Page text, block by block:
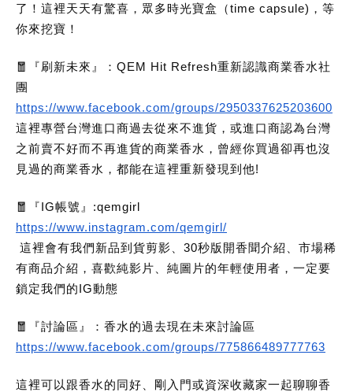
了！這裡天天有驚喜，眾多時光寶盒（time capsule)，等
你來挖寶！
🧧『刷新未來』：QEM Hit Refresh重新認識商業香水社
團
https://www.facebook.com/groups/2950337625203600
這裡專營台灣進口商過去從來不進貨，或進口商認為台灣
之前賣不好而不再進貨的商業香水，曾經你買過卻再也沒
見過的商業香水，都能在這裡重新發現到他!
🧧『IG帳號』:qemgirl
https://www.instagram.com/qemgirl/
這裡會有我們新品到貨剪影、30秒版開香聞介紹、市場稀
有商品介紹，喜歡純影片、純圖片的年輕使用者，一定要
鎖定我們的IG動態
🧧『討論區』：香水的過去現在未來討論區
https://www.facebook.com/groups/775866489777763
這裡可以跟香水的同好、剛入門或資深收藏家一起聊聊香